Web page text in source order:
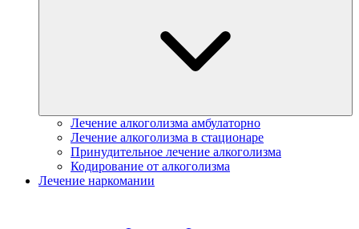
Лечение алкоголизма амбулаторно
Лечение алкоголизма в стационаре
Принудительное лечение алкоголизма
Кодирование от алкоголизма
Лечение наркомании